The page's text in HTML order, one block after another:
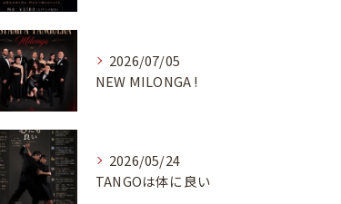
2026/07/05
NEW MILONGA !
2026/05/24
TANGOは体に良い